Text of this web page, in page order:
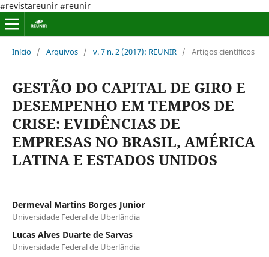
#revistareunir #reunir
Início / Arquivos / v. 7 n. 2 (2017): REUNIR / Artigos científicos
GESTÃO DO CAPITAL DE GIRO E
DESEMPENHO EM TEMPOS DE
CRISE: EVIDÊNCIAS DE
EMPRESAS NO BRASIL, AMÉRICA
LATINA E ESTADOS UNIDOS
Dermeval Martins Borges Junior
Universidade Federal de Uberlândia
Lucas Alves Duarte de Sarvas
Universidade Federal de Uberlândia